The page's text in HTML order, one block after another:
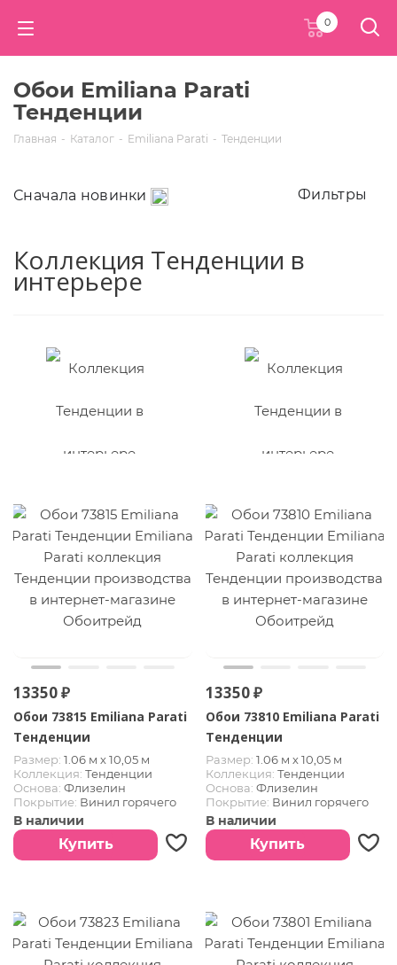
0
Обои Emiliana Parati
Тенденции
Главная - Каталог - Emiliana Parati - Тенденции
Сначала новинки Фильтры
Коллекция Тенденции в
интерьере
13350 ₽
Обои 73815 Emiliana Parati
Тенденции
Размер: 1.06 м х 10,05 м
Коллекция: Тенденции
Основа: Флизелин
Покрытие: Винил горячего
тиснения
В наличии
Купить
13350 ₽
Обои 73810 Emiliana Parati
Тенденции
Размер: 1.06 м х 10,05 м
Коллекция: Тенденции
Основа: Флизелин
Покрытие: Винил горячего
тиснения
В наличии
Купить